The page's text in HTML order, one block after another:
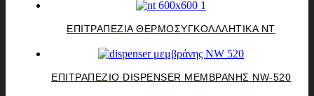
ΕΠΙΤΡΑΠΕΖΙΑ ΘΕΡΜΟΣΥΓΚΟΛΛΛΗΤΙΚΑ ΝΤ
ΕΠΙΤΡΑΠΕΖΙΟ DISPENSER ΜΕΜΒΡΑΝΗΣ NW-520